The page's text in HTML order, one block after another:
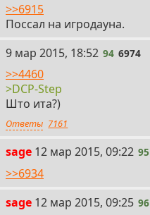
>>6915
Поссал на игродауна.
94
9 мар 2015, 18:52 94 6974
>>4460
>DCP-Step
Што ита?)
Ответы 7161
sage 95
12 мар 2015, 09:22 95
>>6934
sage 96
12 мар 2015, 09:25 96